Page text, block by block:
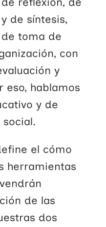
de síntesis,
toma de
con
y
hablamos
y de
el cómo
herramientas
de las
dos